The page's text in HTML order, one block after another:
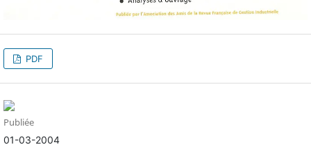
PDF
Publiée
01-03-2004